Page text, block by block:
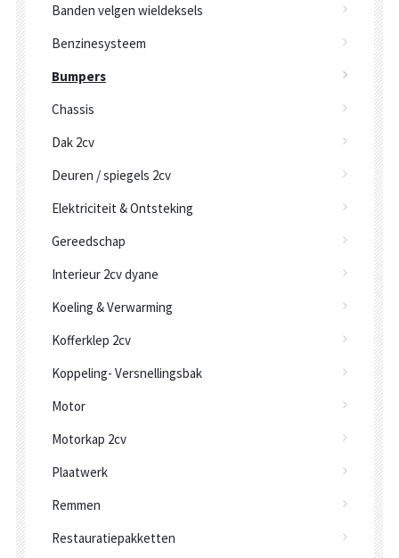
Banden velgen wieldeksels
Benzinesysteem
Bumpers
Chassis
Dak 2cv
Deuren / spiegels 2cv
Elektriciteit & Ontsteking
Gereedschap
Interieur 2cv dyane
Koeling & Verwarming
Kofferklep 2cv
Koppeling- Versnellingsbak
Motor
Motorkap 2cv
Plaatwerk
Remmen
Restauratiepakketten